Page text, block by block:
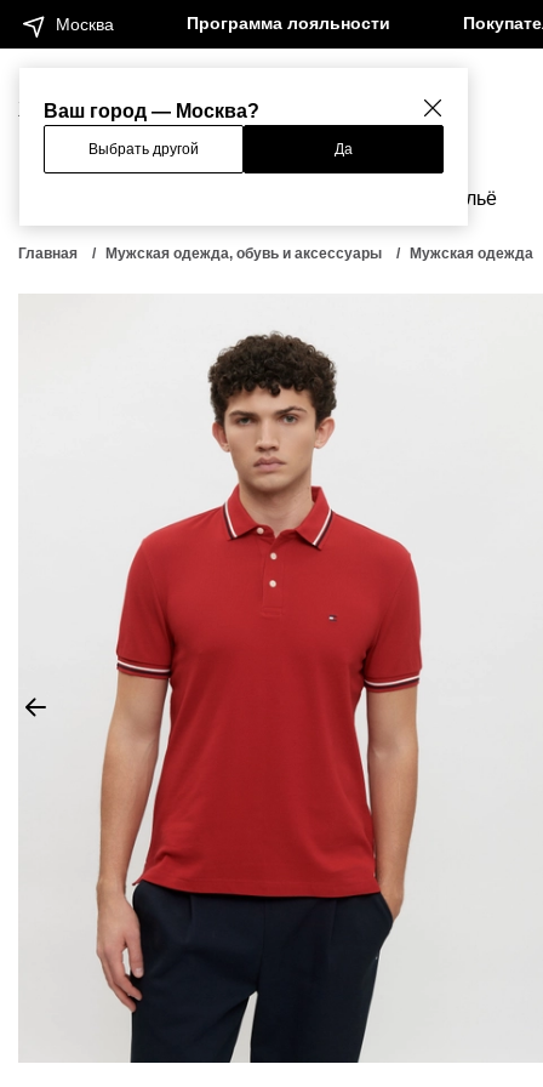
Ваш город — Москва?
Выбрать другой Да
Москва Программа лояльности
Женщинам Мужчинам
Бельё
Главная Мужская одежда, обувь и аксессуары Мужская одежда